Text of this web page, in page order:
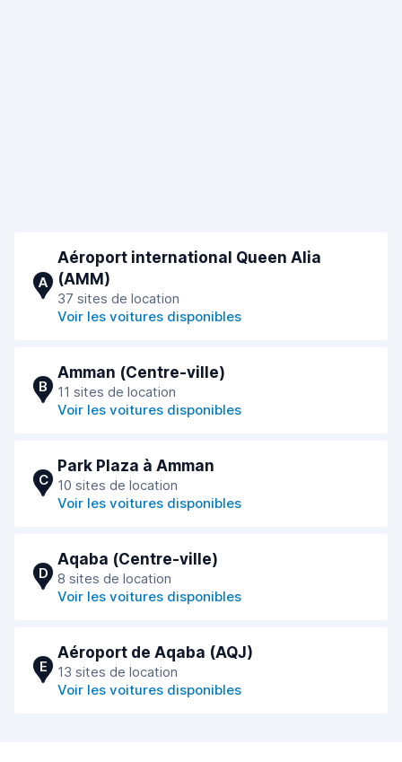
A
Aéroport international Queen Alia
(AMM)
37 sites de location
Voir les voitures disponibles
B
Amman (Сentre-ville)
11 sites de location
Voir les voitures disponibles
C
Park Plaza à Amman
10 sites de location
Voir les voitures disponibles
D
Aqaba (Сentre-ville)
8 sites de location
Voir les voitures disponibles
E
Aéroport de Aqaba (AQJ)
13 sites de location
Voir les voitures disponibles